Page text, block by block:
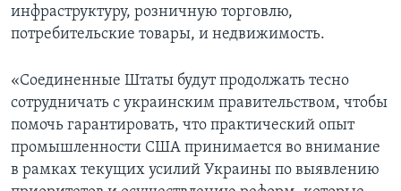
инфраструктуру, розничную торговлю,
потребительские товары, и недвижимость.
«Соединенные Штаты будут продолжать тесно
сотрудничать с украинским правительством, чтобы
помочь гарантировать, что практический опыт
промышленности США принимается во внимание
в рамках текущих усилий Украины по выявлению